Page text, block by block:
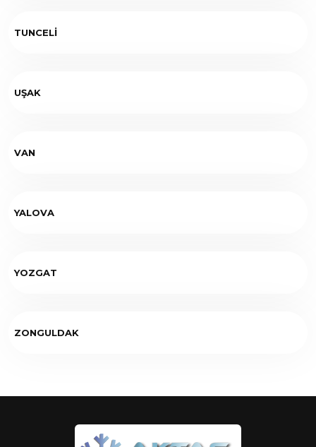
TUNCELİ
UŞAK
VAN
YALOVA
YOZGAT
ZONGULDAK